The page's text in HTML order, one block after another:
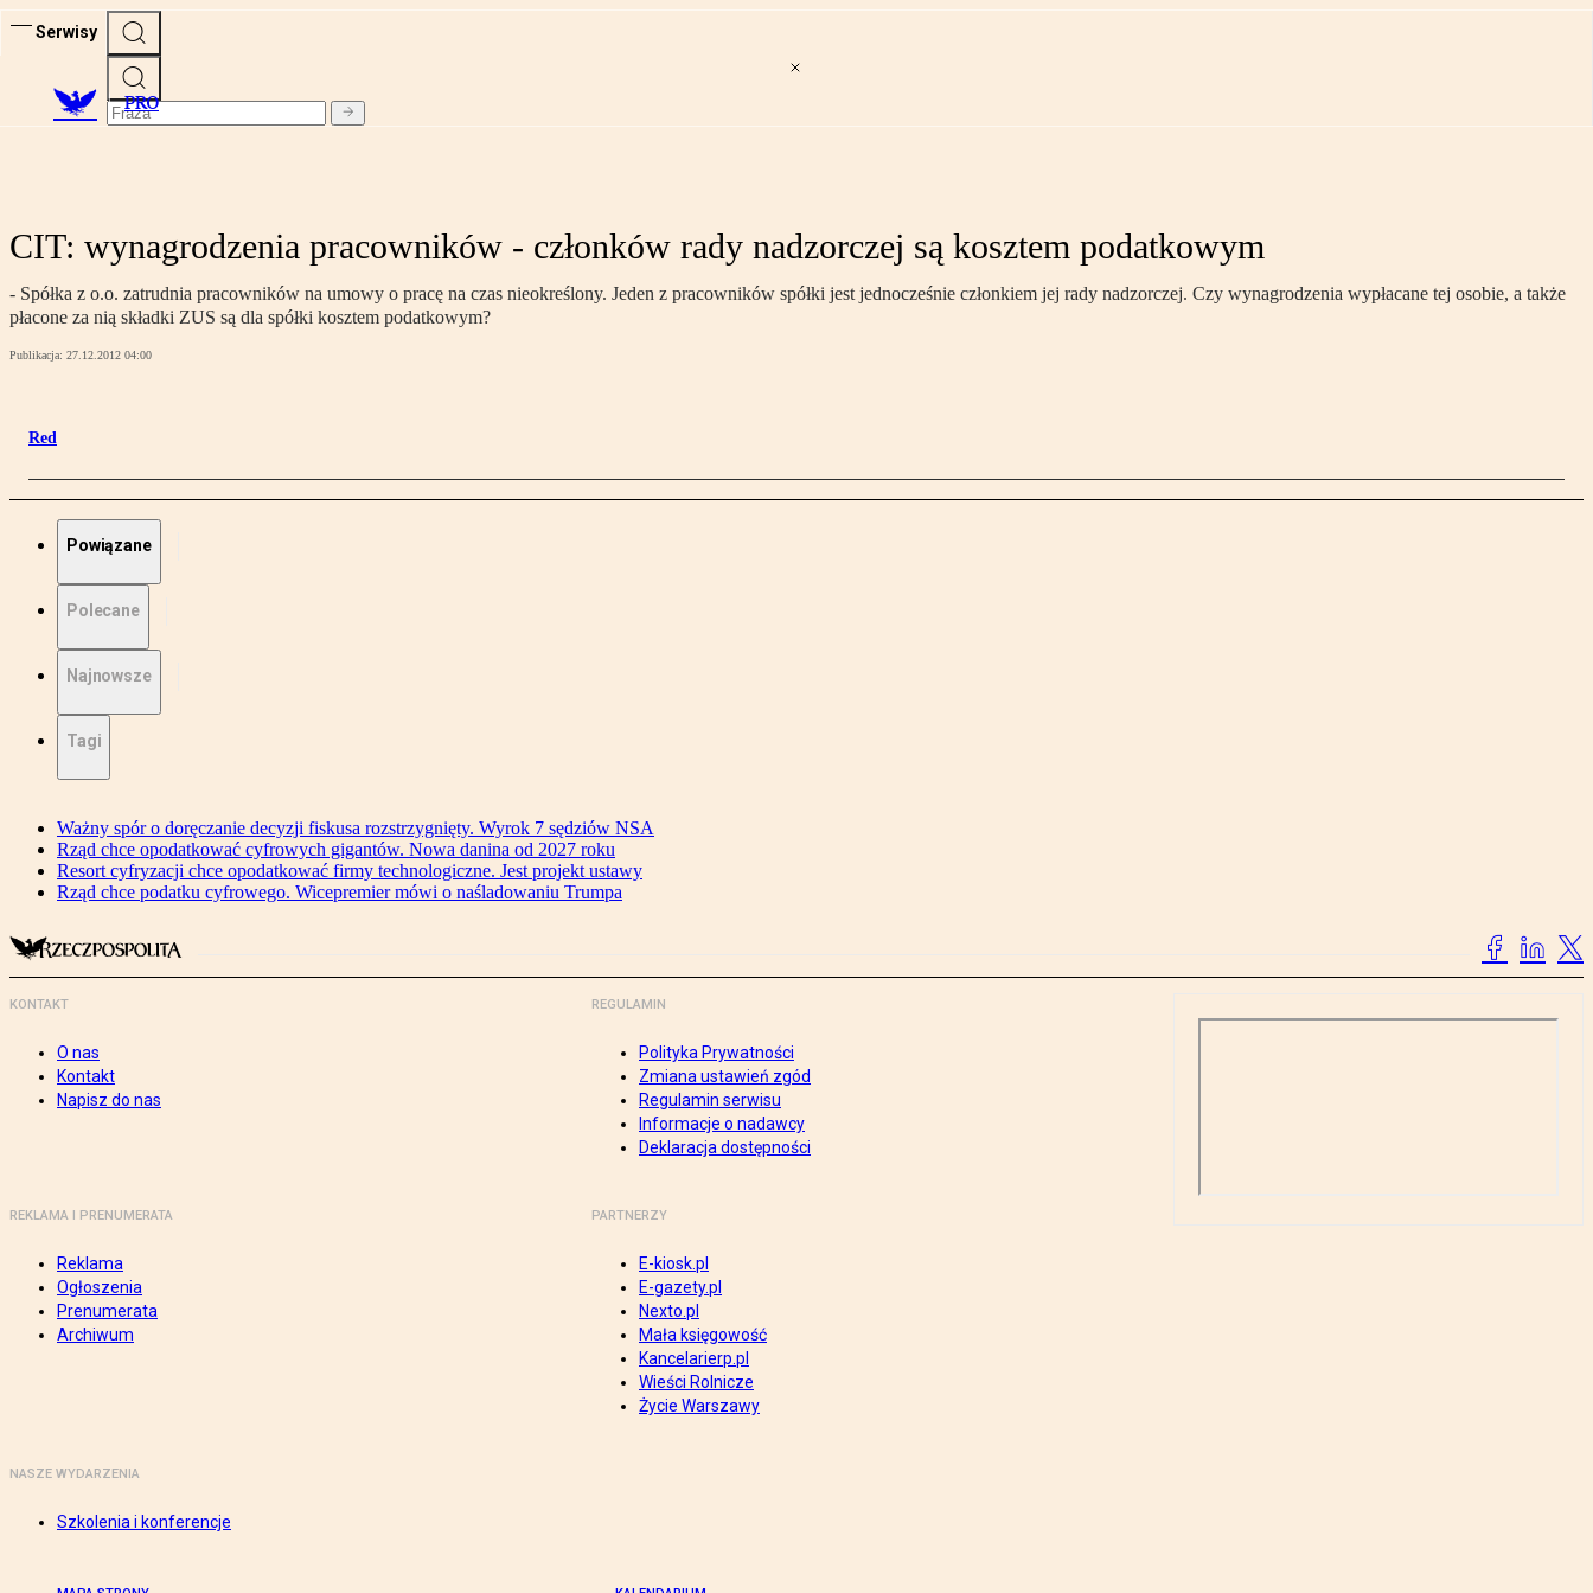
Serwisy
PRO
CIT: wynagrodzenia pracowników - członków rady nadzorczej są kosztem podatkowym
- Spółka z o.o. zatrudnia pracowników na umowy o pracę na czas nieokreślony. Jeden z pracowników spółki jest jednocześnie członkiem jej rady nadzorczej. Czy wynagrodzenia wypłacane tej osobie, a także
płacone za nią składki ZUS są dla spółki kosztem podatkowym?
Publikacja: 27.12.2012 04:00
Red
Powiązane
Polecane
Najnowsze
Tagi
Ważny spór o doręczanie decyzji fiskusa rozstrzygnięty. Wyrok 7 sędziów NSA
Rząd chce opodatkować cyfrowych gigantów. Nowa danina od 2027 roku
Resort cyfryzacji chce opodatkować firmy technologiczne. Jest projekt ustawy
Rząd chce podatku cyfrowego. Wicepremier mówi o naśladowaniu Trumpa
KONTAKT
O nas
Kontakt
Napisz do nas
REGULAMIN
Polityka Prywatności
Zmiana ustawień zgód
Regulamin serwisu
Informacje o nadawcy
Deklaracja dostępności
REKLAMA I PRENUMERATA
Reklama
Ogłoszenia
Prenumerata
Archiwum
PARTNERZY
E-kiosk.pl
E-gazety.pl
Nexto.pl
Mała księgowość
Kancelarierp.pl
Wieści Rolnicze
Życie Warszawy
NASZE WYDARZENIA
Szkolenia i konferencje